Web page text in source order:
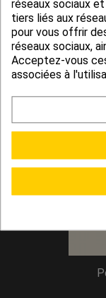
réseaux sociaux
tiers liés aux
pour vous offrir
réseaux sociaux,
Acceptez-vous
associées à